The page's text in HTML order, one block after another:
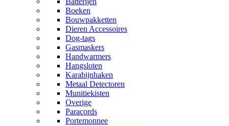
Boeken
Bouwpakketten
Dieren Accessoires
Dog-tags
Gasmaskers
Handwarmers
Hangsloten
Karabijnhaken
Metaal Detectoren
Munitiekisten
Overige
Paracords
Portemonnee